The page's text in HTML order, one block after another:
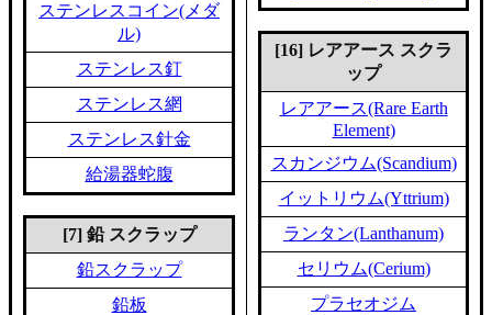
ステンレスコイン(メダ
ル)
ステンレス釘
ステンレス網
ステンレス針金
給湯器蛇腹
[7] 鉛 スクラップ
鉛スクラップ
鉛板
[16] レアアース スクラ
ップ
レアアース(Rare Earth
Element)
スカンジウム(Scandium)
イットリウム(Yttrium)
ランタン(Lanthanum)
セリウム(Cerium)
プラセオジム